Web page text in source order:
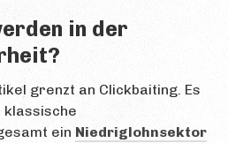
in der
grenzt an Clickbaiting. Es
klassische
ein Niedriglohnsektor